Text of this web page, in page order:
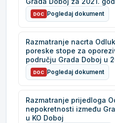
DOC Pogledaj dokument
Razmatranje nacrta
poreske stope za
području Grada Doboj u
DOC Pogledaj dokument
Razmatranje prijedloga
nepokretnosti između
u KO Doboj